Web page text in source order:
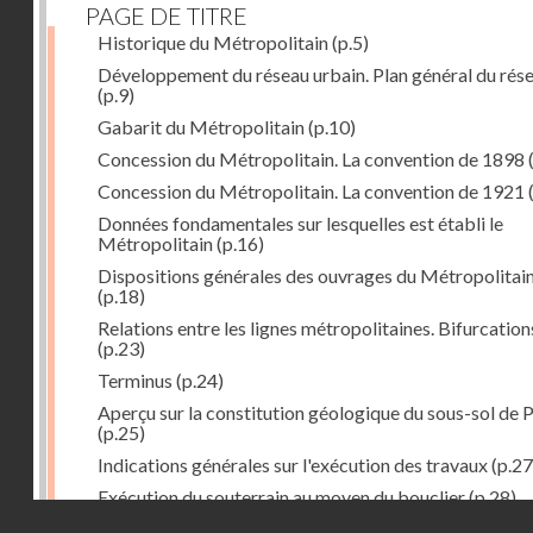
PAGE DE TITRE
Historique du Métropolitain(p.5)
Développement du réseau urbain. Plan général du
(p.9)
Gabarit du Métropolitain(p.10)
Concession du Métropolitain. La convention de 1898
Concession du Métropolitain. La convention de 1921
Données fondamentales sur lesquelles est établi le
Métropolitain(p.16)
Dispositions générales des ouvrages du
(p.18)
Relations entre les lignes métropolitaines.
(p.23)
Terminus (p.24)
Aperçu sur la constitution géologique du sous-sol de
(p.25)
Indications générales sur l'exécution des travaux
Exécution du souterrain au moyen du bouclier(p.28)